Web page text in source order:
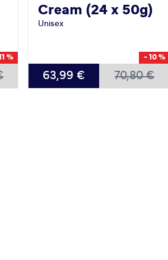
% - 10 %
Cream (24 x 50g)
Unisex
63,99 € 70,80 €